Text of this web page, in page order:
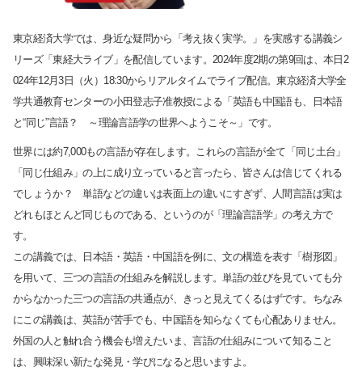
サイト内検索
検索する
東京経済大学では、身近な疑問から「考え抜く実学。」を実感する講義シ
リーズ「東経大ライブ」を配信しています。2024年度2期の第9回は、本日2
024年12月3日（火）18:30からリアルタイムでライブ配信。東京経済大学全
学共通教育センターの小田登志子准教授による「英語も中国語も、日本語
と“同じ”言語？ ～ 理論言語学の世界へようこそ～」です。
世界には約7,000もの言語が存在します。これらの言語が全て「同じ土台」
「同じ仕組み」の上に成り立っていると言ったら、皆さんは信じてくれる
でしょうか？ 単語などの違いは表面上の違いにすぎず、人間言語は実は
どれもほとんど同じものである、というのが「理論言語学」の考え方で
す。
この講義では、日本語・英語・中国語を例に、文の構造を表す「樹形図」
を用いて、三つの言語の仕組みを解説します。単語の並びを見ていても分
からなかった三つの言語の共通点が、きっと見えてくるはずです。ちなみ
にこの講義は、英語が苦手でも、中国語を知らなくても心配ありません。
外国の人と触れ合う機会も増えたいま、言語の仕組みについて知ること
は、興味深い新たな発見・学びになると思いますよ。